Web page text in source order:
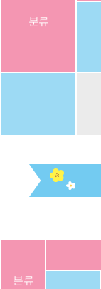
분류
분류